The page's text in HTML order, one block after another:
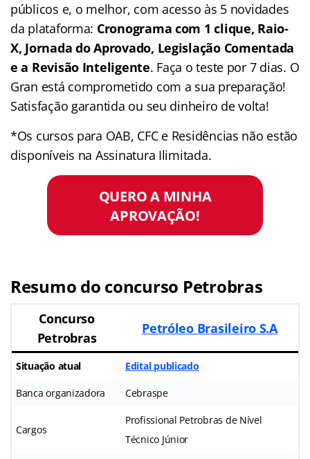
públicos e, o melhor, com acesso às 5 novidades
da plataforma: Cronograma com 1 clique, Raio-
X, Jornada do Aprovado, Legislação Comentada
e a Revisão Inteligente. Faça o teste por 7 dias. O
Gran está comprometido com a sua preparação!
Satisfação garantida ou seu dinheiro de volta!
*Os cursos para OAB, CFC e Residências não estão
disponíveis na Assinatura Ilimitada.
QUERO A MINHA
APROVAÇÃO!
Resumo do concurso Petrobras
Concurso
Petrobras
Petróleo Brasileiro S.A
Situação atual Edital publicado
Banca organizadora Cebraspe
Cargos
Profissional Petrobras de Nível
Técnico Júnior